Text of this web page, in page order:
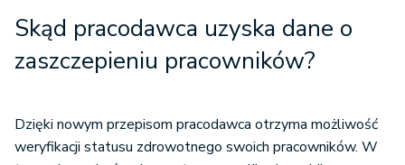
Skąd pracodawca uzyska dane o
zaszczepieniu pracowników?
Dzięki nowym przepisom pracodawca otrzyma możliwość
weryfikacji statusu zdrowotnego swoich pracowników. W